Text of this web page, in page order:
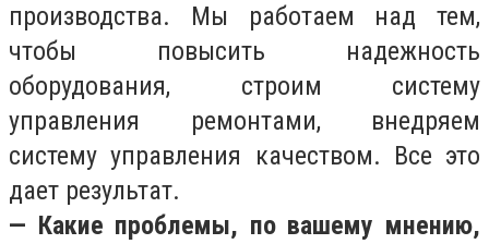
производства. Мы работаем над тем,
чтобы повысить надежность
оборудования, строим систему
управления ремонтами, внедряем
систему управления качеством. Все это
дает результат.
— Какие проблемы, по вашему мнению,